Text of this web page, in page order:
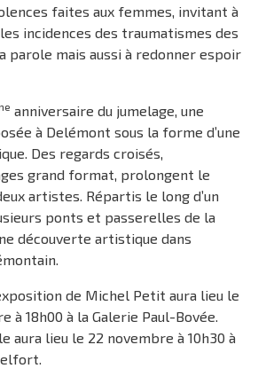
faites aux femmes, invitant à
incidences des traumatismes des
parole mais aussi à redonner espoir
anniversaire du jumelage, une
à Delémont sous la forme d’une
Des regards croisés,
grand format, prolongent le
artistes. Répartis le long d’un
ponts et passerelles de la
découverte artistique dans
de Michel Petit aura lieu le
à 18h00 à la Galerie Paul-Bovée.
aura lieu le 22 novembre à 10h30 à